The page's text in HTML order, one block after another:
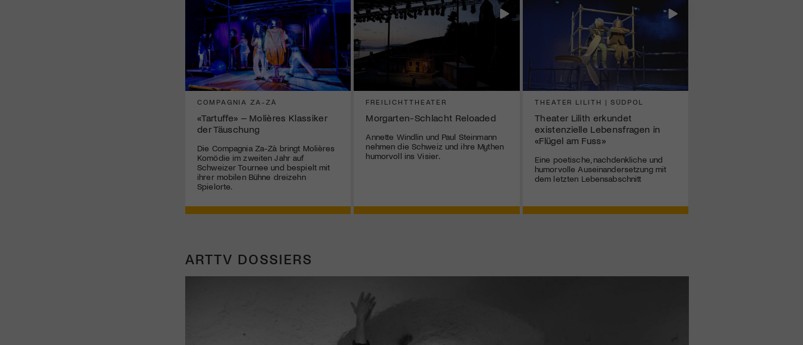
COMPAGNIA ZA-ZÀ
«Tartuffe» – Molières Klassiker
der Täuschung
Die Compagnia Za-Zà bringt Molières
Komödie im zweiten Jahr auf
Schweizer Tournee und bespielt mit
ihrer mobilen Bühne dreizehn
Spielorte.
FREILICHTTHEATER
Morgarten-Schlacht Reloaded
Annette Windlin und Paul Steinmann
nehmen die Schweiz und ihre Mythen
humorvoll ins Visier.
THEATER LILITH | SÜDPOL
Theater Lilith erkundet
existenzielle Lebensfragen in
«Flügel am Fuss»
Eine poetische, nachdenkliche und
humorvolle Auseinandersetzung mit
dem letzten Lebensabschnitt
ARTTV DOSSIERS